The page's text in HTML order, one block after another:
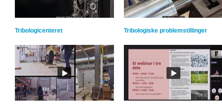
Tribologicenteret Tribologiske problemstillinger